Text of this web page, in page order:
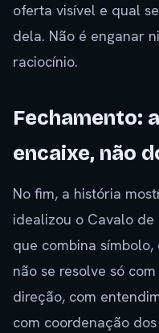
oferta visível e qual
dela. Não é enganar
raciocínio.
Fechamento:
encaixe, não
No fim, a história
idealizou o Cavalo
que combina
não se resolve só
direção, com
com coordenação